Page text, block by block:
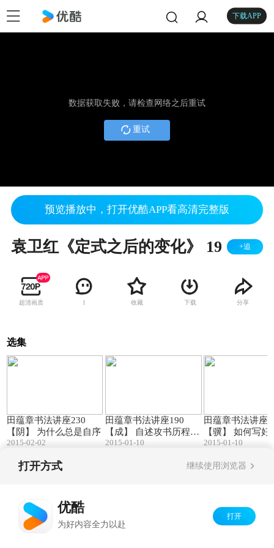
下载APP
数据获取失败，请检查网络之后重试
重试
预览播放中，打开优酷APP看高清完整版
袁卫红《定式之后的变化》 19 +追
超清画质 1 收藏 下载 分享
选集
田蕴章书法讲座230
【阴】 为什么总是自序
2015-02-02
田蕴章书法讲座190
【成】 自述攻书历程
(一)
2015-01-10
田蕴章书法讲座
【骥】 如何写好
字
2015-01-10
打开方式 继续使用浏览器
优酷
为好内容全力以赴
打开